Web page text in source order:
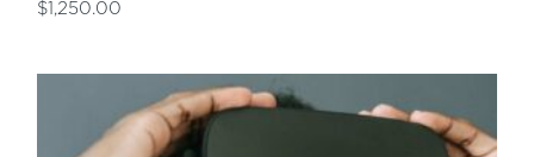
$1,250.00